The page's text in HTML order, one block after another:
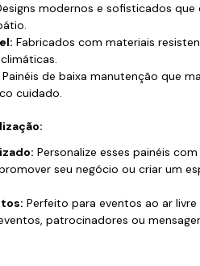
modernos e sofisticados
Fabricados com materiais
Painéis de baixa manutenção que
cuidado.
Personalize esses painéis
seu negócio ou criar um
Perfeito para eventos ao ar
patrocinadores ou